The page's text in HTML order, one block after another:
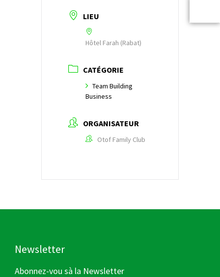
LIEU
Hôtel Farah (Rabat)
CATÉGORIE
Team Building
Business
ORGANISATEUR
Otof Family Club
Newsletter
Abonnez-vou sà la Newsletter